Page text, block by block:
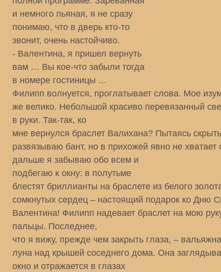
и немного пьяная, я не сразу
понимаю, что в дверь кто-то
звонит, очень настойчиво.
- Валентина, я пришел вернуть
вам … Вы кое-что забыли тогда
в номере гостиницы …
Филипп волнуется, проглатывает слова. Мое
же велико. Небольшой красиво перевязанный
в руки. Так-так, ко
мне вернулся браслет Валихана? Пытаясь
развязываю бант, но в прихожей явно не хватает
дальше я забываю обо всем и
подбегаю к окну: в полутьме
блестят бриллианты на браслете из белого
сомкнутых сердец – настоящий подарок ко Дню
Валентина! Филипп надевает браслет на мою
пальцы. Последнее,
что я вижу, прежде чем закрыть глаза, –
луна над крышей соседнего дома. Она
окно и отражается в глазах